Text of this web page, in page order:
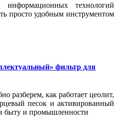
технологий
просто удобным инструментом
фильтр для
разберем, как работает цеолит,
песок и активированный
быту и промышленности